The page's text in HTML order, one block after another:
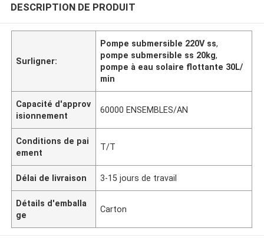
DESCRIPTION DE PRODUIT
Surligner:
Pompe submersible 220V ss,
pompe submersible ss 20kg,
pompe à eau solaire flottante 30L/
min
Capacité d'approv
isionnement
60000 ENSEMBLES/AN
Conditions de pai
ement
T/T
Délai de livraison 3-15 jours de travail
Détails d'emballa
ge
Carton